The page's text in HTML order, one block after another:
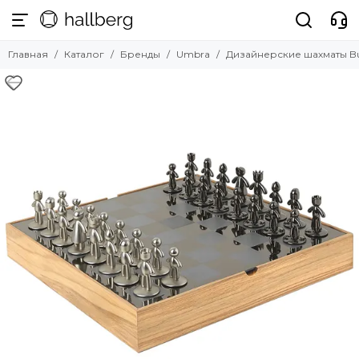
Бренды
Hallberg
UMAGE
LATITUDE
Scab Design
Tkano
Guzzini
LSA International
Главная Каталог Бренды Umbra Дизайнерские шахматы